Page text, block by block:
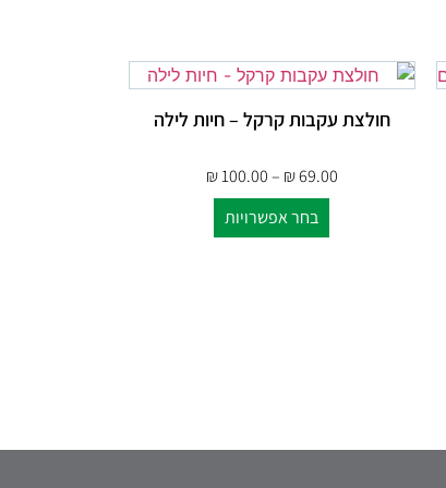
חולצת עקבות קרקל – חיות לילה
₪69.00
–
₪100.00
בחר אפשרויות